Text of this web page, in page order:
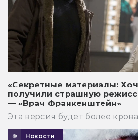
«Секретные материалы:
получили страшную
— «Врач Франкенштейн»
Эта версия будет более
Новости